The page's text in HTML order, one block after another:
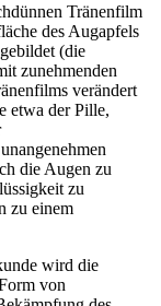
Tränenfilm
des Augapfels
(die
zunehmenden
verändert
etwa der Pille,
die Augen zu
zu
zu einem
wird die
von